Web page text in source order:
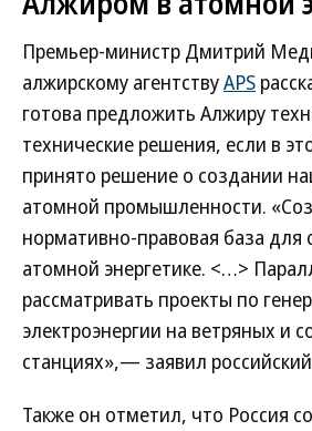
Премьер-министр Дмитрий
алжирскому агентствуAPS
готова предложить Алжиру
технические решения, если в
принято решение о создании
атомной промышленности.
нормативно-правовая база для
атомной энергетике. <…>
рассматривать проекты по
электроэнергии на ветряных и
станциях»,— заявил
Также он отметил, что Россия